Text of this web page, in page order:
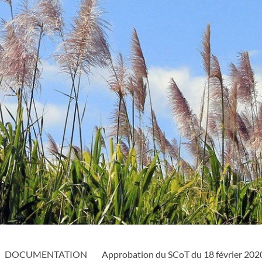
DOCUMENTATION
Approbation du SCoT du 18 février